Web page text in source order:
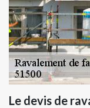
Le devis de